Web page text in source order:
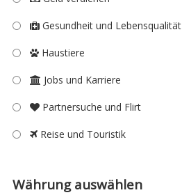
Gesundheit und Lebensqualität
Haustiere
Jobs und Karriere
Partnersuche und Flirt
Reise und Touristik
Währung auswählen